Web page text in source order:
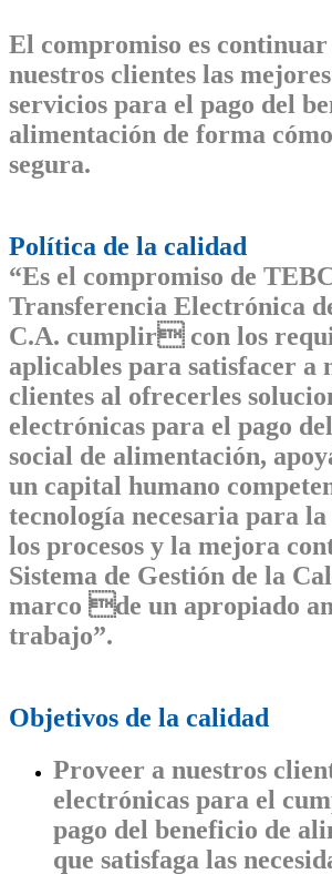
El compromiso es
nuestros clientes las
servicios para el pago del
alimentación de forma
segura.
Política de la calidad
“Es el compromiso de
Transferencia Electrónica
C.A. cumplir con los
aplicables para satisfacer a
clientes al ofrecerles
electrónicas para el pago
social de alimentación,
un capital humano
tecnología necesaria para
los procesos y la mejora
Sistema de Gestión de la
marco de un apropiado
trabajo”.
Objetivos de la calidad
Proveer a nuestros
electrónicas para el
pago del beneficio de
que satisfaga las